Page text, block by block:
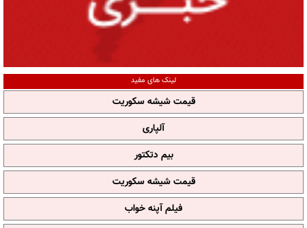
لینک های مفید
قیمت شیشه سکوریت
آلپاری
بیم دتکتور
قیمت شیشه سکوریت
فیلم آپنه خواب